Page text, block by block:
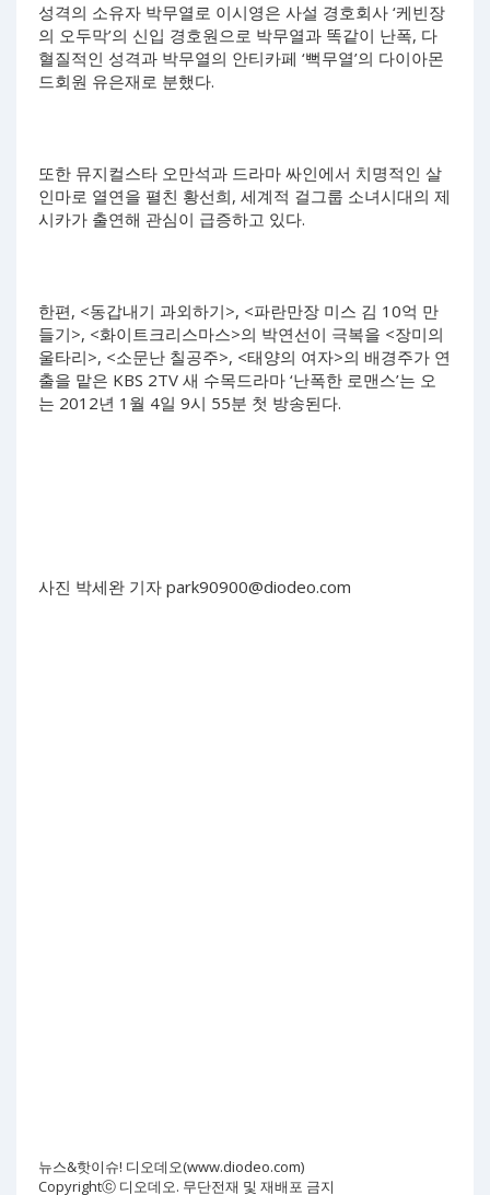
성격의 소유자 박무열로 이시영은 사설 경호회사 ‘케빈장
의 오두막’의 신입 경호원으로 박무열과 똑같이 난폭, 다
혈질적인 성격과 박무열의 안티카페 ‘뻑무열’의 다이아몬
드회원 유은재로 분했다.
또한 뮤지컬스타 오만석과 드라마 싸인에서 치명적인 살
인마로 열연을 펼친 황선희, 세계적 걸그룹 소녀시대의 제
시카가 출연해 관심이 급증하고 있다.
한편, <동갑내기 과외하기>, <파란만장 미스 김 10억 만
들기>, <화이트크리스마스>의 박연선이 극복을 <장미의
울타리>, <소문난 칠공주>, <태양의 여자>의 배경주가 연
출을 맡은 KBS 2TV 새 수목드라마 ‘난폭한 로맨스’는 오
는 2012년 1월 4일 9시 55분 첫 방송된다.
사진 박세완 기자 park90900@diodeo.com
뉴스&핫이슈! 디오데오(www.diodeo.com)
Copyrightⓒ 디오데오. 무단전재 및 재배포 금지